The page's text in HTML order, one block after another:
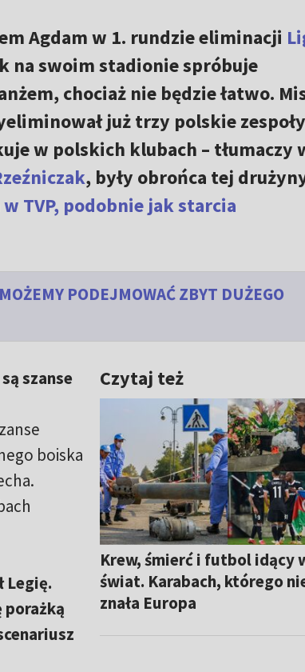
Agdam w 1. rundzie eliminacji
na swoim stadionie spróbuje
chociaż nie będzie łatwo.
już trzy polskie
w polskich klubach – tłumaczy
, były obrońca tej
TVP, podobnie jak starcia
PODEJMOWAĆ ZBYT DUŻEGO
Czytaj też
Krew, śmierć i futbol idący
świat. Karabach, którego
znała Europa
szanse
boiska
Legię.
porażką